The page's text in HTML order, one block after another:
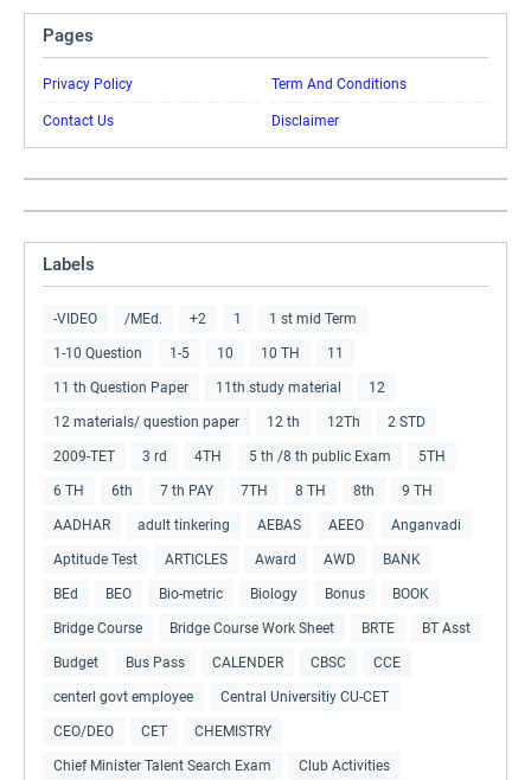
Pages
Privacy Policy Term And Conditions
Contact Us Disclaimer
Labels
-VIDEO /MEd. +2 1 1 st mid Term
1-10 Question 1-5 10 10 TH 11
11 th Question Paper 11th study material 12
12 materials/ question paper 12 th 12Th 2 STD
2009-TET 3 rd 4TH 5 th /8 th public Exam 5TH
6 TH 6th 7 th PAY 7TH 8 TH 8th 9 TH
AADHAR adult tinkering AEBAS AEEO Anganvadi
Aptitude Test ARTICLES Award AWD BANK
BEd BEO Bio-metric Biology Bonus BOOK
Bridge Course Bridge Course Work Sheet BRTE BT Asst
Budget Bus Pass CALENDER CBSC CCE
centerl govt employee Central Universitiy CU-CET
CEO/DEO CET CHEMISTRY
Chief Minister Talent Search Exam Club Activities